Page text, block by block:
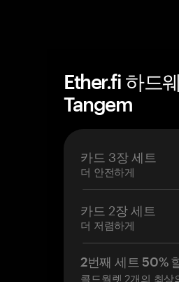
Ether.fi 하드
Tangem
카드 3장 세트
더 안전하게
카드 2장 세트
더 저렴하게
2번째 세트 50%
콜드월렛 2개의 최상